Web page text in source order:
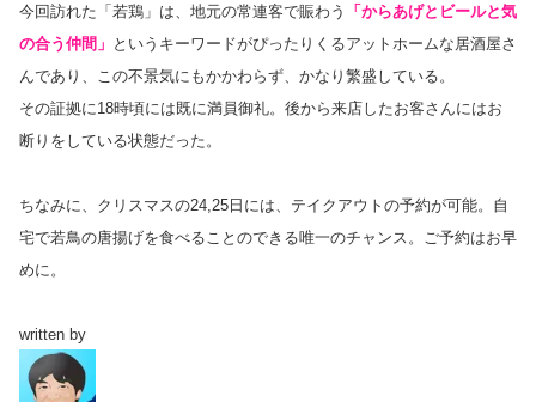
今回訪れた「若鶏」は、地元の常連客で賑わう
「からあげとビールと気
の合う仲間」 というキーワードがぴったりくるアットホームな居酒屋さ
んであり、この不景気にもかかわらず、かなり繁盛している。
その証拠に18時頃には既に満員御礼。後から来店したお客さんにはお
断りをしている状態だった。
ちなみに、クリスマスの24,25日には、テイクアウトの予約が可能。自
宅で若鳥の唐揚げを食べることのできる唯一のチャンス。ご予約はお早
めに。
written by